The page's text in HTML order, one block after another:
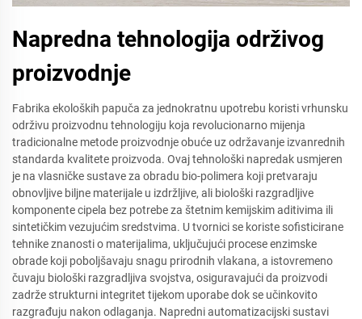
Napredna tehnologija održivog
proizvodnje
Fabrika ekoloških papuča za jednokratnu upotrebu koristi vrhunsku
održivu proizvodnu tehnologiju koja revolucionarno mijenja
tradicionalne metode proizvodnje obuće uz održavanje izvanrednih
standarda kvalitete proizvoda. Ovaj tehnološki napredak usmjeren
je na vlasničke sustave za obradu bio-polimera koji pretvaraju
obnovljive biljne materijale u izdržljive, ali biološki razgradljive
komponente cipela bez potrebe za štetnim kemijskim aditivima ili
sintetičkim vezujućim sredstvima. U tvornici se koriste sofisticirane
tehnike znanosti o materijalima, uključujući procese enzimske
obrade koji poboljšavaju snagu prirodnih vlakana, a istovremeno
čuvaju biološki razgradljiva svojstva, osiguravajući da proizvodi
zadrže strukturni integritet tijekom uporabe dok se učinkovito
razgrađuju nakon odlaganja. Napredni automatizacijski sustavi